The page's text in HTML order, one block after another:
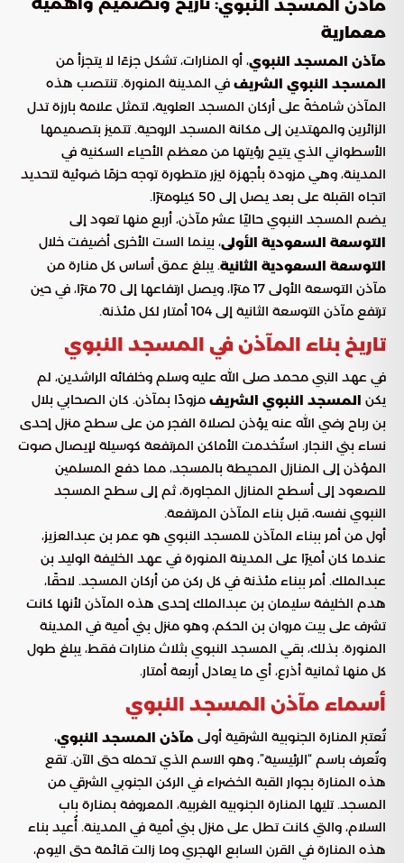
مآذن المسجد النبوي: تاريخ وتصميم وأهمية
معمارية
مآذن المسجد النبوي، أو المنارات، تشكل جزءًا لا يتجزأ من
المسجد النبوي الشريف في المدينة المنورة. تنتصب هذه
المآذن شامخةً على أركان المسجد العلوية، لتمثل علامة بارزة تدل
الزائرين والمهتدين إلى مكانة المسجد الروحية. تتميز بتصميمها
الأسطواني الذي يتيح رؤيتها من معظم الأحياء السكنية في
المدينة، وهي مزودة بأجهزة ليزر متطورة توجه حزمًا ضوئية لتحديد
اتجاه القبلة على بعد يصل إلى 50 كيلومترًا.
يضم المسجد النبوي حاليًا عشر مآذن، أربع منها تعود إلى
التوسعة السعودية الأولى، بينما الست الأخرى أضيفت خلال
التوسعة السعودية الثانية. يبلغ عمق أساس كل منارة من
مآذن التوسعة الأولى 17 مترًا، ويصل ارتفاعها إلى 70 مترًا، في حين
ترتفع مآذن التوسعة الثانية إلى 104 أمتار لكل مئذنة.
تاريخ بناء المآذن في المسجد النبوي
في عهد النبي محمد صلى الله عليه وسلم وخلفائه الراشدين، لم
يكن المسجد النبوي الشريف مزودًا بمآذن. كان الصحابي بلال
بن رباح رضي الله عنه يؤذن لصلاة الفجر من على سطح منزل إحدى
نساء بني النجار. استُخدمت الأماكن المرتفعة كوسيلة لإيصال صوت
المؤذن إلى المنازل المحيطة بالمسجد، مما دفع المسلمين
للصعود إلى أسطح المنازل المجاورة، ثم إلى سطح المسجد
النبوي نفسه، قبل بناء المآذن المرتفعة.
أول من أمر ببناء المآذن للمسجد النبوي هو عمر بن عبدالعزيز،
عندما كان أميرًا على المدينة المنورة في عهد الخليفة الوليد بن
عبدالملك. أمر ببناء مئذنة في كل ركن من أركان المسجد. لاحقًا،
هدم الخليفة سليمان بن عبدالملك إحدى هذه المآذن لأنها كانت
تشرف على بيت مروان بن الحكم، وهو منزل بني أمية في المدينة
المنورة. بذلك، بقي المسجد النبوي بثلاث منارات فقط، يبلغ طول
كل منها ثمانية أذرع، أي ما يعادل أربعة أمتار.
أسماء مآذن المسجد النبوي
تُعتبر المنارة الجنوبية الشرقية أولى مآذن المسجد النبوي،
وتُعرف باسم “الرئيسية”، وهو الاسم الذي تحمله حتى الآن. تقع
هذه المنارة بجوار القبة الخضراء في الركن الجنوبي الشرقي من
المسجد. تليها المنارة الجنوبية الغربية، المعروفة بمنارة باب
السلام، والتي كانت تطل على منزل بني أمية في المدينة. أُعيد بناء
هذه المنارة في القرن السابع الهجري وما زالت قائمة حتى اليوم،